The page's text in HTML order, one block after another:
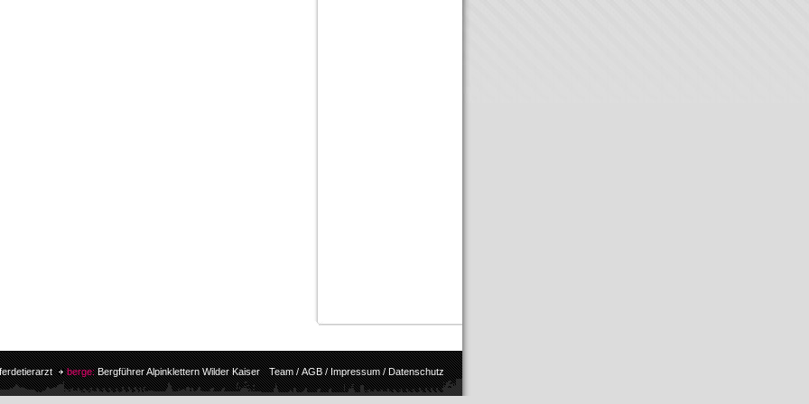
berge: Bergführer Alpinklettern Wilder Kaiser Team/AGB/Impressum/Datenschutz